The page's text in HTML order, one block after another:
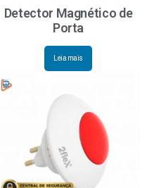
Detector Magnético de
Porta
Leia mais